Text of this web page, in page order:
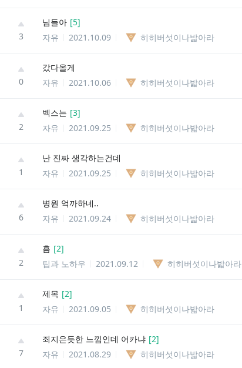
3
님들아 [5]
자유
2021.10.09 히히버섯이나밟아라
0
갔다올게
자유
2021.10.06 히히버섯이나밟아라
2
벡스는 [3]
자유
2021.09.25 히히버섯이나밟아라
1
난 진짜 생각하는건데
자유
2021.09.25 히히버섯이나밟아라
6
병원 억까하네..
자유
2021.09.24 히히버섯이나밟아라
2
흠 [2]
팁과 노하우
2021.09.12 히히버섯이나밟아라
1
제목 [2]
자유
2021.09.05 히히버섯이나밟아라
7
죄지은듯한 느낌인데 어카냐 [2]
자유
2021.08.29 히히버섯이나밟아라